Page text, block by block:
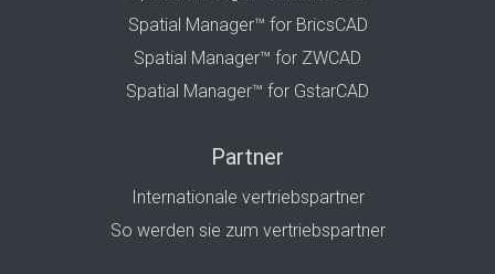
Spatial Manager™ for BricsCAD
Spatial Manager™ for ZWCAD
Spatial Manager™ for GstarCAD
Partner
Internationale vertriebspartner
So werden sie zum vertriebspartner